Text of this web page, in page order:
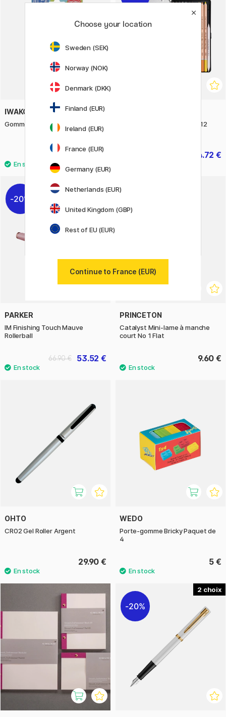
IWAKO
Gommes Puzzle Sport
9.80 €
Eagle Ensemble de dessin 12
24.72 €
20%
PARKER
IM Finishing Touch Mauve
Rollerball
53.52 €
66.90 €
PRINCETON
Catalyst Mini-lame à manche
court No 1 Flat
9.60 €
OHTO
CR02 Gel Roller Argent
29.90 €
WEDO
Porte-gomme Bricky Paquet de
4
5 €
2
20%
Choose your location
Sweden (SEK)
Norway (NOK)
Denmark (DKK)
Finland (EUR)
Ireland (EUR)
France (EUR)
Germany (EUR)
Netherlands (EUR)
United Kingdom (GBP)
Rest of EU (EUR)
Continue to France (EUR)